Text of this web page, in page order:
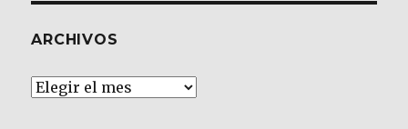
ARCHIVOS
Archivos